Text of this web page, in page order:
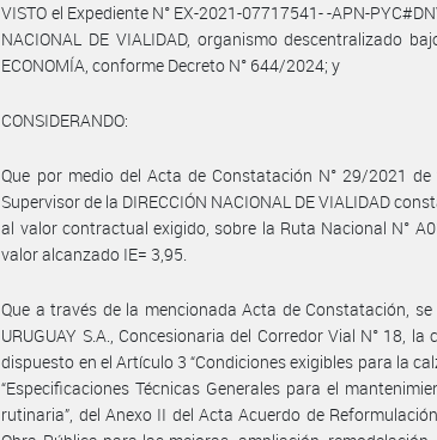
VISTO el Expediente N° EX-2021-07717541- -APN-
NACIONAL DE VIALIDAD, organismo descentralizado
ECONOMÍA, conforme Decreto N° 644/2024; y
CONSIDERANDO:
Que por medio del Acta de Constatación N° 29/2021
Supervisor de la DIRECCIÓN NACIONAL DE VIALIDAD
al valor contractual exigido, sobre la Ruta Nacional N°
valor alcanzado IE= 3,95.
Que a través de la mencionada Acta de Constatación, se
URUGUAY S.A., Concesionaria del Corredor Vial N° 18,
dispuesto en el Artículo 3 “Condiciones exigibles para la
“Especificaciones Técnicas Generales para el
rutinaria”, del Anexo II del Acta Acuerdo de